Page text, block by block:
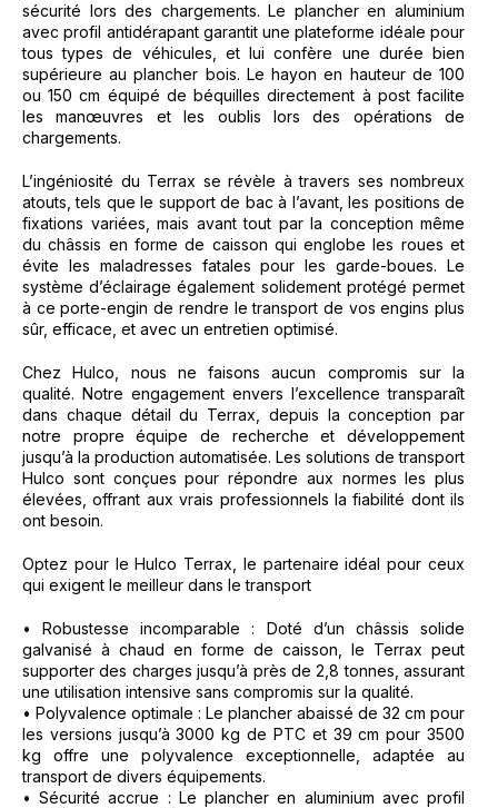
sécurité lors des chargements. Le plancher en aluminium
avec profil antidérapant garantit une plateforme idéale pour
tous types de véhicules, et lui confère une durée bien
supérieure au plancher bois. Le hayon en hauteur de 100
ou 150 cm équipé de béquilles directement à post facilite
les manœuvres et les oublis lors des opérations de
chargements.
L’ingéniosité du Terrax se révèle à travers ses nombreux
atouts, tels que le support de bac à l’avant, les positions de
fixations variées, mais avant tout par la conception même
du châssis en forme de caisson qui englobe les roues et
évite les maladresses fatales pour les garde-boues. Le
système d’éclairage également solidement protégé permet
à ce porte-engin de rendre le transport de vos engins plus
sûr, efficace, et avec un entretien optimisé.
Chez Hulco, nous ne faisons aucun compromis sur la
qualité. Notre engagement envers l’excellence transparaît
dans chaque détail du Terrax, depuis la conception par
notre propre équipe de recherche et développement
jusqu’à la production automatisée. Les solutions de transport
Hulco sont conçues pour répondre aux normes les plus
élevées, offrant aux vrais professionnels la fiabilité dont ils
ont besoin.
Optez pour le Hulco Terrax, le partenaire idéal pour ceux
qui exigent le meilleur dans le transport
• Robustesse incomparable : Doté d’un châssis solide
galvanisé à chaud en forme de caisson, le Terrax peut
supporter des charges jusqu’à près de 2,8 tonnes, assurant
une utilisation intensive sans compromis sur la qualité.
• Polyvalence optimale : Le plancher abaissé de 32 cm pour
les versions jusqu’à 3000 kg de PTC et 39 cm pour 3500
kg offre une polyvalence exceptionnelle, adaptée au
transport de divers équipements.
• Sécurité accrue : Le plancher en aluminium avec profil